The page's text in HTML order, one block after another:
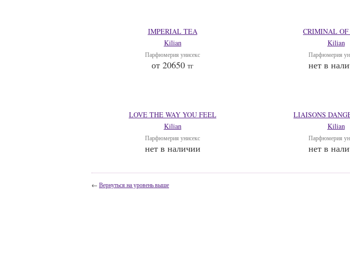
IMPERIAL TEA
Kilian
Парфюмерия унисекс
от 20650 тг
CRIMINAL
Kilian
Парфюмерия
нет в
LOVE THE WAY YOU FEEL
Kilian
Парфюмерия унисекс
нет в наличии
LIAISONS
Kilian
Парфюмерия
нет в
← Вернуться на уровень выше